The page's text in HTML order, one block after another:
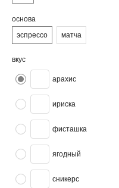
основа
эспрессо
матча
вкус
арахис
ириска
фисташка
ягодный
сникерс